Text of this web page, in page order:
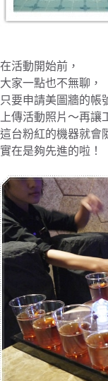
在活動開始前，
大家一點也不無聊，
只要申請美圖牆的帳
上傳活動照片～再
這台粉紅的機器就會
實在是夠先進的啦！